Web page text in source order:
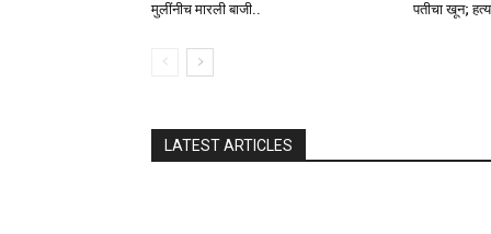
मुलींनीच मारली बाजी..
पतीचा खून;
LATEST ARTICLES